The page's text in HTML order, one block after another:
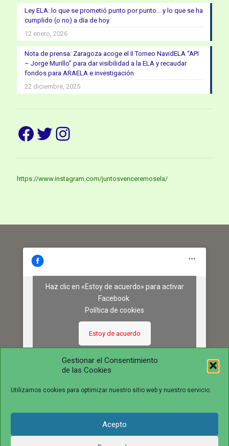
Gestionar el Consentimiento
de las Cookies
Utilizamos cookies para optimizar nuestro sitio web y nuestro servicio.
Acepto
Ley ELA: lo que se prometió punto por punto… y lo que se ha
cumplido (o no) a día de hoy
12 enero, 2026
Nota de prensa: Zaragoza acoge el II Torneo NavidELA “API
– Jorge Murillo” para dar visibilidad a la ELA y recaudar
fondos para ARAELA e investigación
22 diciembre, 2025
Facebook
Twitter
Instagram
https://www.instagram.com/juntosvenceremosela/
Haz clic en «Estoy de acuerdo» para activar
Facebook
Política de cookies
Estoy de acuerdo